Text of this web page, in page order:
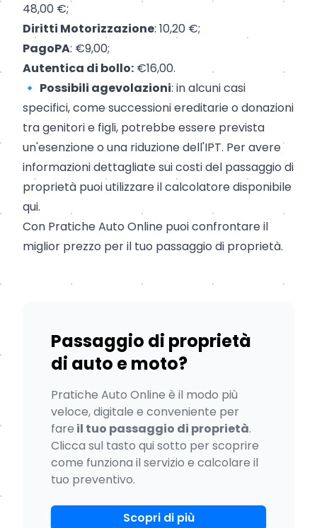
48,00 €;
Diritti Motorizzazione: 10,20 €;
PagoPA: €9,00;
Autentica di bollo: €16,00.
🔹 Possibili agevolazioni: in alcuni casi
specifici, come successioni ereditarie o donazioni
tra genitori e figli, potrebbe essere prevista
un'esenzione o una riduzione dell'IPT. Per avere
informazioni dettagliate sui costi del passaggio di
proprietà puoi utilizzare il calcolatore disponibile
qui.
Con Pratiche Auto Online puoi confrontare il
miglior prezzo per il tuo passaggio di proprietà.
Passaggio di proprietà
di auto e moto?
Pratiche Auto Online è il modo più
veloce, digitale e conveniente per
fare il tuo passaggio di proprietà.
Clicca sul tasto qui sotto per scoprire
come funziona il servizio e calcolare il
tuo preventivo.
Scopri di più